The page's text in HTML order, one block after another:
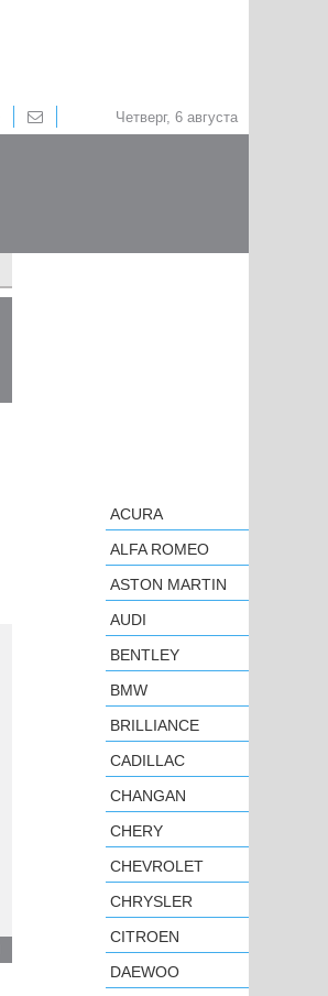
Четверг, 6 августа
ACURA
ALFA ROMEO
ASTON MARTIN
AUDI
BENTLEY
BMW
BRILLIANCE
CADILLAC
CHANGAN
CHERY
CHEVROLET
CHRYSLER
CITROEN
DAEWOO